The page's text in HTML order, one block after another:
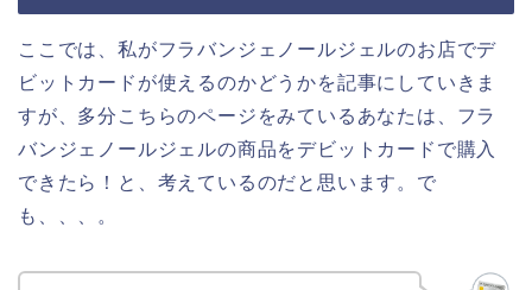
ここでは、私がフラバンジェノールジェルのお店でデ
ビットカードが使えるのかどうかを記事にしていきま
すが、多分こちらのページをみているあなたは、フラ
バンジェノールジェルの商品をデビットカードで購入
できたら！と、考えているのだと思います。で
も、、、。